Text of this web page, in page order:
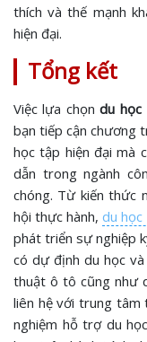
thích và thế mạnh
hiện đại.
Tổng kết
Việc lựa chọndu
bạn tiếp cận chương
học tập hiện đại mà
dẫn trong ngành
chóng. Từ kiến thức
hội thực hành, du học
phát triển sự nghiệp
có dự định du học
thuật ô tô cũng như
liên hệ với trung tâm
nghiệm hỗ trợ du